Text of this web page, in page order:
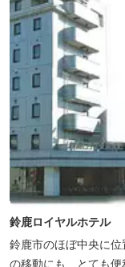
鈴鹿ロイヤルホテル
鈴鹿市のほぼ中央に
の移動にも、とても